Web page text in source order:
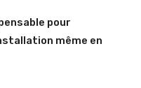
pour
même en